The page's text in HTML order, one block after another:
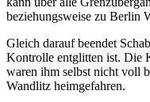
beziehungsweise zu Berlin
Gleich darauf beendet
Kontrolle entglitten ist. Die
waren ihm selbst nicht voll
Wandlitz heimgefahren.